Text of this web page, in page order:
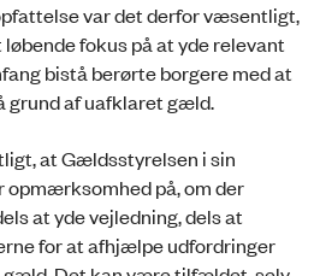
var det derfor væsentligt,
fokus på at yde relevant
bistå berørte borgere med at
grund af uafklaret gæld.
at Gældsstyrelsen i sin
opmærksomhed på, om der
at yde vejledning, dels at
for at afhjælpe udfordringer